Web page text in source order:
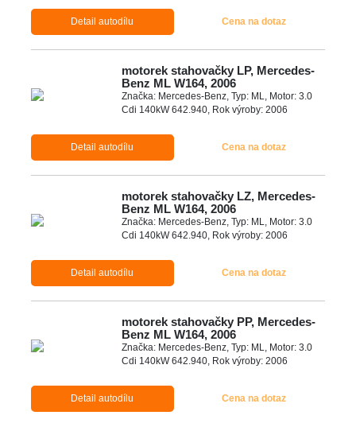
Detail autodílu Cena na dotaz
motorek stahovačky LP, Mercedes-
Benz ML W164, 2006
Značka: Mercedes-Benz, Typ: ML, Motor: 3.0
Cdi 140kW 642.940, Rok výroby: 2006
Detail autodílu Cena na dotaz
motorek stahovačky LZ, Mercedes-
Benz ML W164, 2006
Značka: Mercedes-Benz, Typ: ML, Motor: 3.0
Cdi 140kW 642.940, Rok výroby: 2006
Detail autodílu Cena na dotaz
motorek stahovačky PP, Mercedes-
Benz ML W164, 2006
Značka: Mercedes-Benz, Typ: ML, Motor: 3.0
Cdi 140kW 642.940, Rok výroby: 2006
Detail autodílu Cena na dotaz